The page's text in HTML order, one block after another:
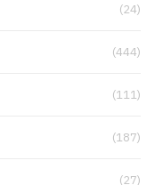
(24)
(444)
(111)
(187)
(27)